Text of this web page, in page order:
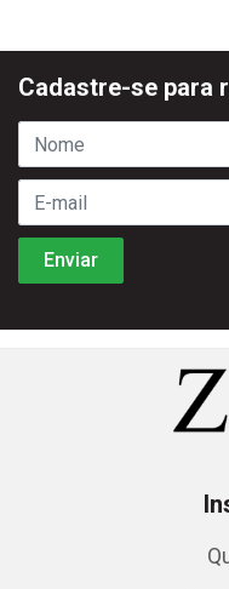
Cadastre-se para